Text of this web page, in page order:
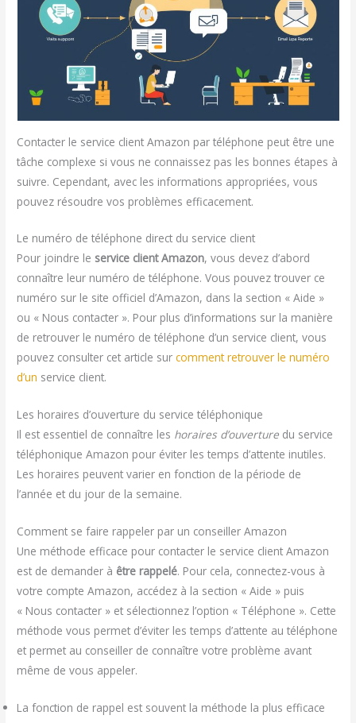
Contacter le service client Amazon par téléphone peut être une
tâche complexe si vous ne connaissez pas les bonnes étapes à
suivre. Cependant, avec les informations appropriées, vous
pouvez résoudre vos problèmes efficacement.
Le numéro de téléphone direct du service client
Pour joindre le service client Amazon, vous devez d’abord
connaître leur numéro de téléphone. Vous pouvez trouver ce
numéro sur le site officiel d’Amazon, dans la section « Aide »
ou « Nous contacter ». Pour plus d’informations sur la manière
de retrouver le numéro de téléphone d’un service client, vous
pouvez consulter cet article surcomment retrouver le numéro
d’un service client.
Les horaires d’ouverture du service téléphonique
Il est essentiel de connaître les horaires d’ouverture du service
téléphonique Amazon pour éviter les temps d’attente inutiles.
Les horaires peuvent varier en fonction de la période de
l’année et du jour de la semaine.
Comment se faire rappeler par un conseiller Amazon
Une méthode efficace pour contacter le service client Amazon
est de demander à être rappelé. Pour cela, connectez-vous à
votre compte Amazon, accédez à la section « Aide » puis
« Nous contacter » et sélectionnez l’option « Téléphone ». Cette
méthode vous permet d’éviter les temps d’attente au téléphone
et permet au conseiller de connaître votre problème avant
même de vous appeler.
La fonction de rappel est souvent la méthode la plus efficace